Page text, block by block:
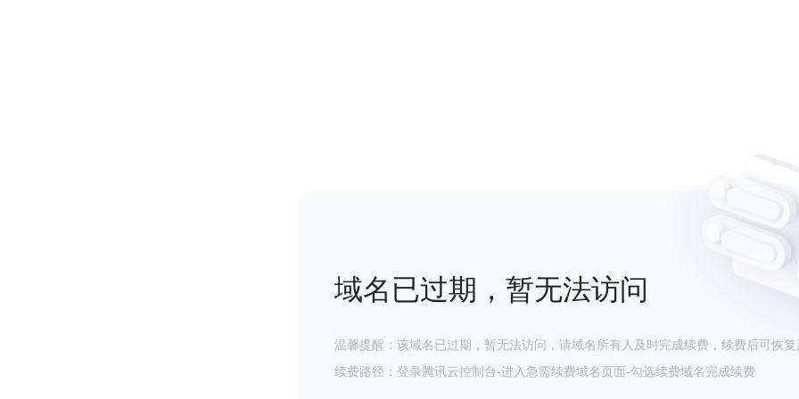
域名已过期，暂无法访问
温馨提醒：该域名已过期，暂无法访问，请域名所有人及时完成续费，续费后可恢复
续费路径：登录腾讯云控制台-进入急需续费域名页面-勾选续费域名完成续费